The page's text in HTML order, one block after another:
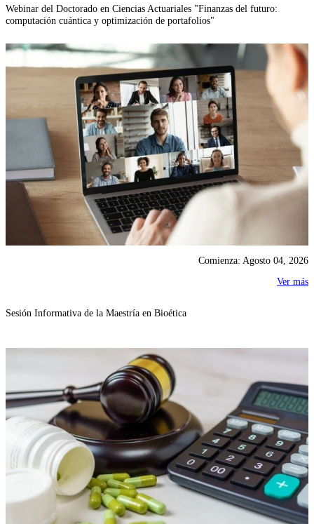
Webinar del Doctorado en Ciencias Actuariales "Finanzas del futuro:
computación cuántica y optimización de portafolios"
Comienza: Agosto 04, 2026
Ver más
Sesión Informativa de la Maestría en Bioética